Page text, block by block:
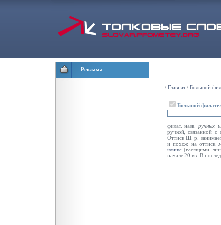
Реклама
/ Главная / Большой
Большой
филат. назв.ручных
ручкой, связанной с
Оттиск Ш. р.
и похож на оттиск
клише (гасящими
начале 20 вв. В